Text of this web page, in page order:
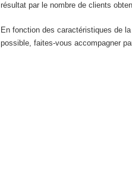
résultat par le nombre de clients
En fonction des caractéristiques de
possible, faites-vous accompagner